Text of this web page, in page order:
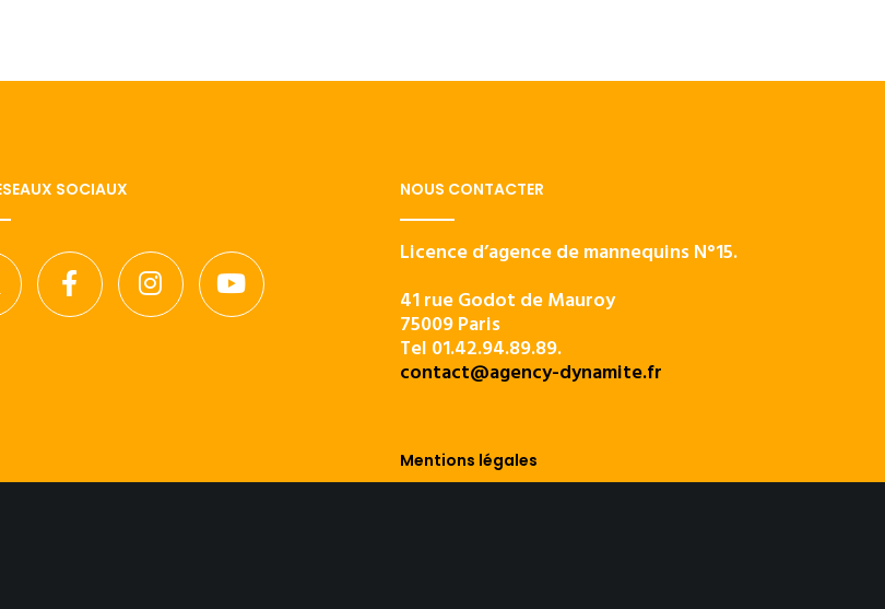
SOCIAUX NOUS CONTACTER
Licence d’agence de mannequins N°15.
41 rue Godot de Mauroy
75009 Paris
Tel 01.42.94.89.89.
contact@agency-dynamite.fr
Mentions légales